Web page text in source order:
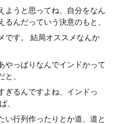
ようと思ってね、自分をなん
んだっていう決意のもと、
です。 結局オススメなんか
やっぱりなんでインドかって
、
ぎるんですよね、インドっ
、
い行列作ったりとか道、道と